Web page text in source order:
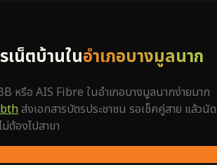
น็ตบ้านในอำเภอบางมูลนาก
หรือ AIS Fibre ในอำเภอบางมูลนากง่ายมาก
ส่งเอกสารบัตรประชาชน รอเช็คคู่สาย แล้วนัด
ม่ต้องไปสาขา